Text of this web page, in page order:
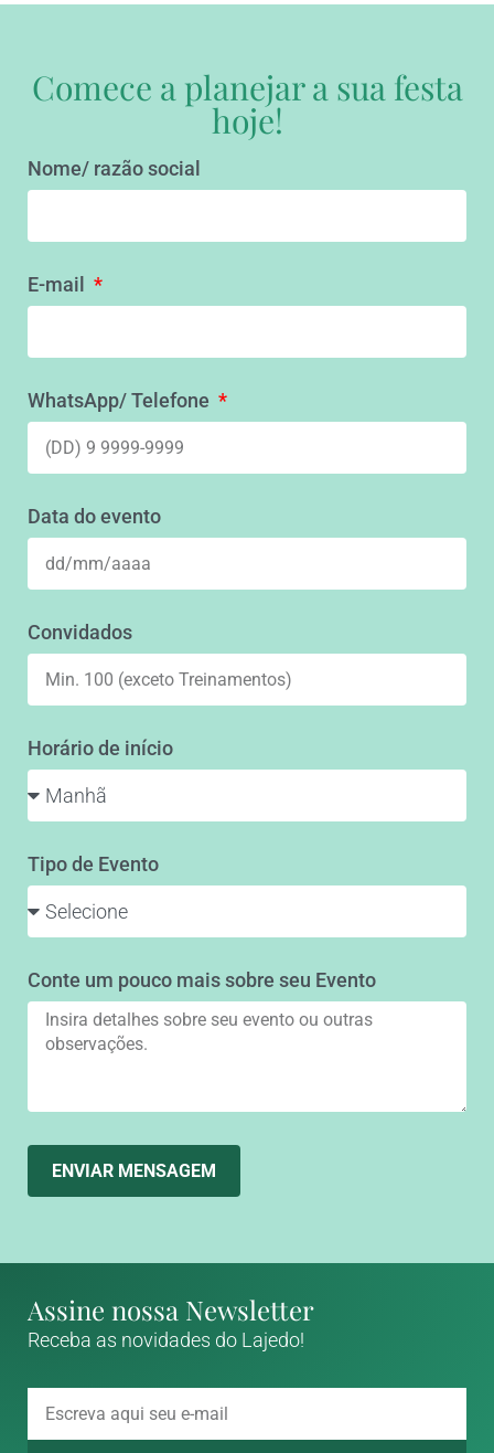
Comece a planejar a sua festa
hoje!
Nome/ razão social
E-mail
WhatsApp/ Telefone
Data do evento
Convidados
Horário de início
Tipo de Evento
Conte um pouco mais sobre seu Evento
ENVIAR MENSAGEM
Assine nossa Newsletter
Receba as novidades do Lajedo!